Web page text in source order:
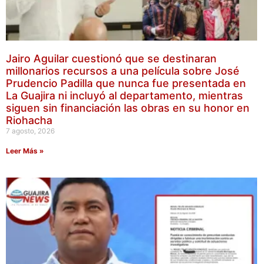
Jairo Aguilar cuestionó que se destinaran
millonarios recursos a una película sobre José
Prudencio Padilla que nunca fue presentada en
La Guajira ni incluyó al departamento, mientras
siguen sin financiación las obras en su honor en
Riohacha
7 agosto, 2026
Leer Más »